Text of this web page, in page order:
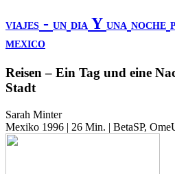
VIAJES - UN DIA Y UNA NOCHE
MEXICO
Reisen – Ein Tag und eine
Stadt
Sarah Minter
Mexiko 1996 | 26 Min. | BetaSP,